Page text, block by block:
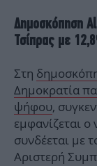
Δημοσκόπηση
Τσίπρας με
Στη
Δημοκρατία
ψήφου,
εμφανίζεται
συνδέεται με
Αριστερή